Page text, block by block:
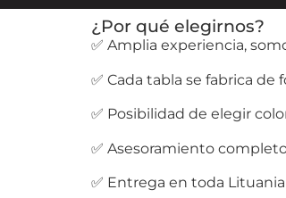
¿Por qué elegirnos?
✅ Amplia experiencia,
✅ Cada tabla se fabrica
✅ Posibilidad de elegir
✅ Asesoramiento
✅ Entrega en toda